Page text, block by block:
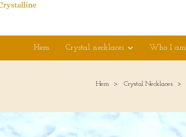
Hem Crystal necklaces Who I am
Hem Crystal Necklaces